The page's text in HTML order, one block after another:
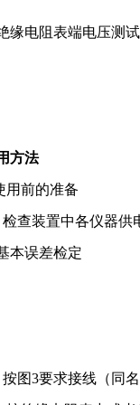
缘电阻表端电压测试
方法
用前的准备
检查装置中各仪器供
本误差检定
按图3要求接线（同名